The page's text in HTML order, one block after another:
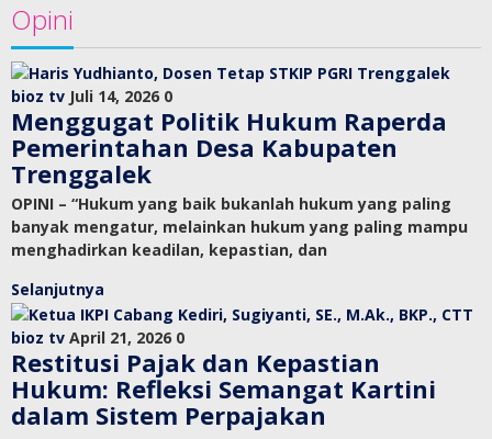
Opini
bioz tv Juli 14, 2026 0
Menggugat Politik Hukum Raperda
Pemerintahan Desa Kabupaten
Trenggalek
OPINI – “Hukum yang baik bukanlah hukum yang paling
banyak mengatur, melainkan hukum yang paling mampu
menghadirkan keadilan, kepastian, dan
Selanjutnya
bioz tv April 21, 2026 0
Restitusi Pajak dan Kepastian
Hukum: Refleksi Semangat Kartini
dalam Sistem Perpajakan